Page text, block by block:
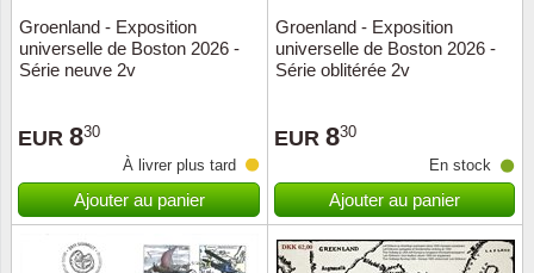
Groenland - Exposition
universelle de Boston 2026 -
Série neuve 2v
EUR 830
À livrer plus tard
Ajouter au panier
Groenland - Exposition
universelle de Boston 2026 -
Série oblitérée 2v
EUR 830
En stock
Ajouter au panier
Etats-
Fleurs